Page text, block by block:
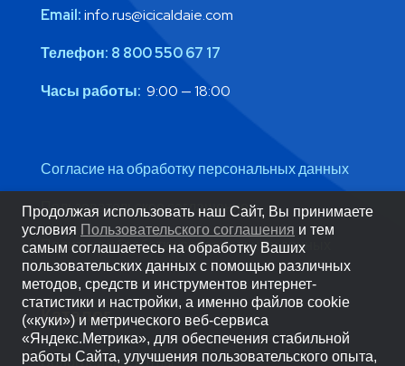
Email:info.rus@icicaldaie.com
Телефон: 8 800 550 67 17
Часы работы: 9:00 — 18:00
Согласие на обработку персональных данных
Пользовательское соглашение
Политика обработки персональных данных
Каталог
Продолжая использовать наш Сайт, Вы принимаете
условия Пользовательского соглашения и тем
самым соглашаетесь на обработку Ваших
пользовательских данных с помощью различных
методов, средств и инструментов интернет-
статистики и настройки, а именно файлов cookie
(«куки») и метрического веб-сервиса
«Яндекс.Метрика», для обеспечения стабильной
работы Сайта, улучшения пользовательского опыта,